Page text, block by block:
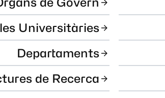
Universitàries
Departaments
de Recerca